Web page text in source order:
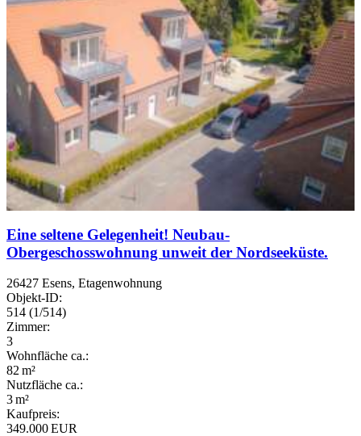
Eine seltene Gelegenheit! Neubau-
Obergeschosswohnung unweit der Nordseeküste.
26427 Esens, Etagenwohnung
Objekt-ID:
514 (1/514)
Zimmer:
3
Wohnfläche ca.:
82 m²
Nutzfläche ca.:
3 m²
Kaufpreis:
349.000 EUR